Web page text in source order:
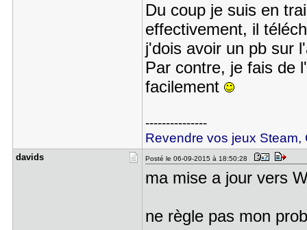
Du coup je suis en
effectivement, il
j'dois avoir un pb sur
Par contre, je fais de
facilement
---------------
Revendre vos jeux Steam,
davids Posté le 06-09-2015 à 18:50:28
ma mise a jour vers
ne règle pas mon